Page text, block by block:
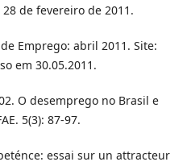
de fevereiro de 2011.
Emprego: abril 2011. Site:
em 30.05.2011.
O desemprego no Brasil e
5(3): 87-97.
essai sur un attracteur